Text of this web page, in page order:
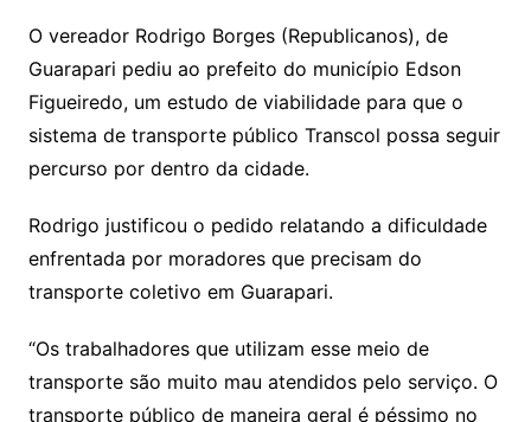
at
s
A
p
p
c
e
b
o
o
k
itt
er
p
y
Li
n
k
O vereador Rodrigo Borges (Republicanos), de
Guarapari pediu ao prefeito do município Edson
Figueiredo, um estudo de viabilidade para que o
sistema de transporte público Transcol possa seguir
percurso por dentro da cidade.
Rodrigo justificou o pedido relatando a dificuldade
enfrentada por moradores que precisam do
transporte coletivo em Guarapari.
“Os trabalhadores que utilizam esse meio de
transporte são muito mau atendidos pelo serviço. O
transporte público de maneira geral é péssimo no